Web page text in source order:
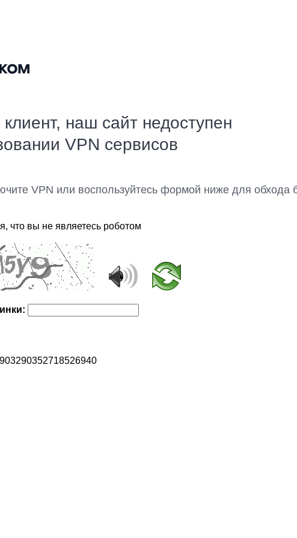
наш сайт недоступен
VPN сервисов
VPN или воспользуйтесь формой ниже для обхода
что вы не являетесь роботом